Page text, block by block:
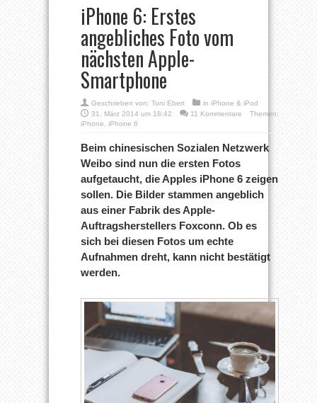
iPhone 6: Erstes
angebliches Foto vom
nächsten Apple-
Smartphone
Geschrieben von: Toni Ebert in iPhone & iPod
31. März 2014 um 18:42
11 Kommentare
Themen:
iPhone
iPhone 6
Beim chinesischen Sozialen Netzwerk
Weibo sind nun die ersten Fotos
aufgetaucht, die Apples iPhone 6 zeigen
sollen. Die Bilder stammen angeblich
aus einer Fabrik des Apple-
Auftragsherstellers Foxconn. Ob es
sich bei diesen Fotos um echte
Aufnahmen dreht, kann nicht bestätigt
werden.